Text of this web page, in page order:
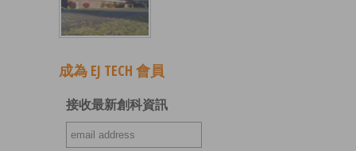
成為 EJ TECH 會員
接收最新創科資訊